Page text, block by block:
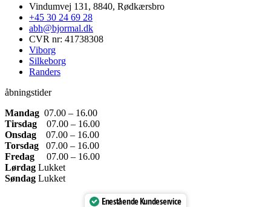
Vindumvej 131, 8840, Rødkærsbro
+45 30 24 69 28
abh@bjormal.dk
CVR nr: 41738308
Viborg
Silkeborg
Randers
åbningstider
Mandag 07.00 – 16.00
Tirsdag 07.00 – 16.00
Onsdag 07.00 – 16.00
Torsdag 07.00 – 16.00
Fredag 07.00 – 16.00
Lørdag Lukket
Søndag Lukket
Enestående Kundeservice